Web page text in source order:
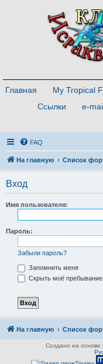
Главная My Tropical
Ссылки
e-
FAQ
На главную Список
Вход
Имя пользователя:
Пароль:
Забыли пароль?
Запомнить меня
Скрыть моё пребывание
На главную Список
Создано на основе